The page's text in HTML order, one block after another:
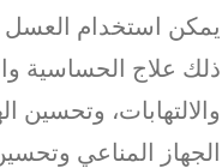
يمكن استخدام العسل
ذلك علاج الحساسية
والالتهابات، وتحسين
الجهاز المناعي